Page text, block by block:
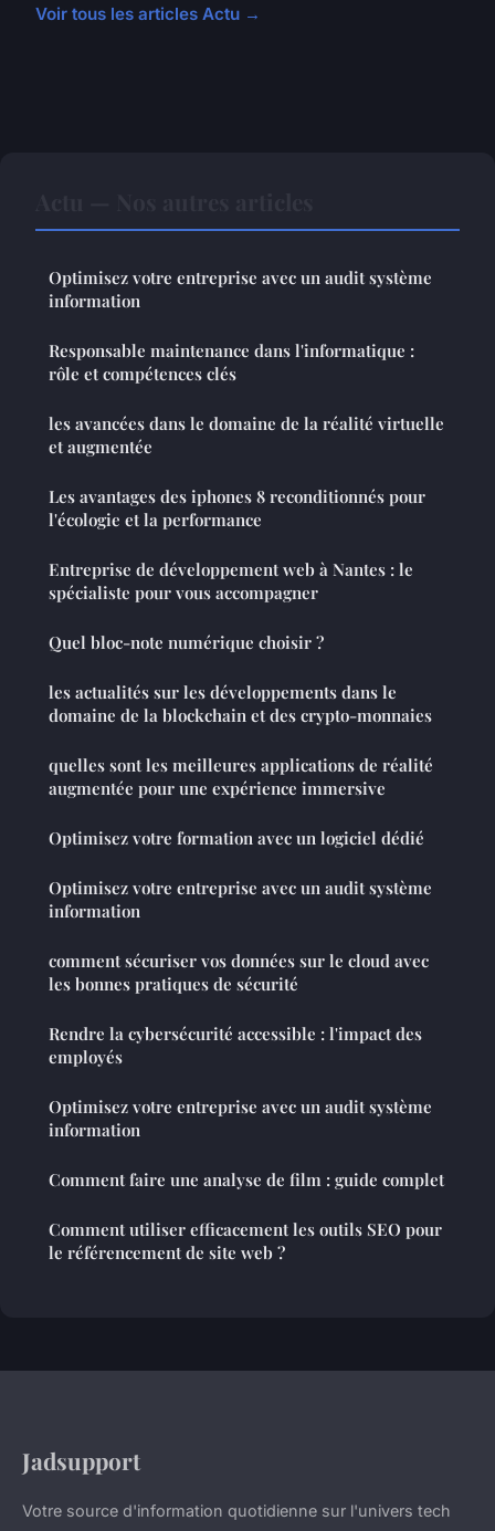
Voir tous les articles Actu →
Optimisez votre entreprise avec un audit système
information
Responsable maintenance dans l'informatique :
rôle et compétences clés
les avancées dans le domaine de la réalité virtuelle
et augmentée
Les avantages des iphones 8 reconditionnés pour
l'écologie et la performance
Entreprise de développement web à Nantes : le
spécialiste pour vous accompagner
Quel bloc-note numérique choisir ?
les actualités sur les développements dans le
domaine de la blockchain et des crypto-monnaies
quelles sont les meilleures applications de réalité
augmentée pour une expérience immersive
Optimisez votre formation avec un logiciel dédié
Optimisez votre entreprise avec un audit système
information
comment sécuriser vos données sur le cloud avec
les bonnes pratiques de sécurité
Rendre la cybersécurité accessible : l'impact des
employés
Optimisez votre entreprise avec un audit système
information
Comment faire une analyse de film : guide complet
Comment utiliser efficacement les outils SEO pour
le référencement de site web ?
Jadsupport
Votre source d'information quotidienne sur l'univers tech